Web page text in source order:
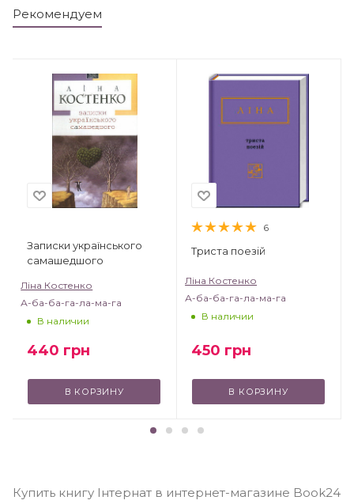
Рекомендуем
Записки українського
самашедшого
Ліна Костенко
А-ба-ба-га-ла-ма-га
В наличии
440 грн
В КОРЗИНУ
6
Триста поезій
Ліна Костенко
А-ба-ба-га-ла-ма-га
В наличии
450 грн
В КОРЗИНУ
Купить книгу Інтернат в интернет-магазине Book24